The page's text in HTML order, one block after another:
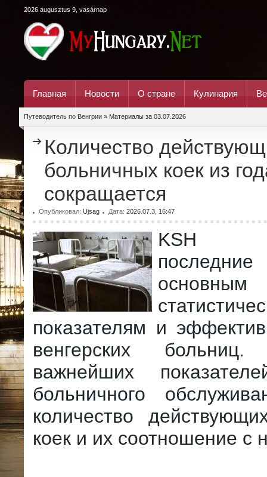
2026 augusztus 9, vasárnap
Главная Новости О стране Кулинария
Путеводитель по Венгрии » Материалы за 03.07.2026
Количество
больничных коек из
сокращается
Опубликовал: Ujsag Дата: 2026.07.3, 16:47
KSH
основным
показателям и
венгерских
важнейших
больничного
количество
коек и их соотношение с